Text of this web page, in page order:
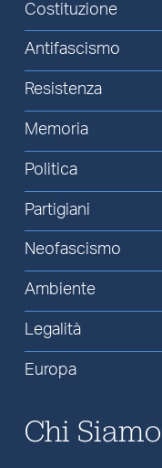
Costituzione
Antifascismo
Resistenza
Memoria
Politica
Partigiani
Neofascismo
Ambiente
Legalità
Europa
Chi Siamo